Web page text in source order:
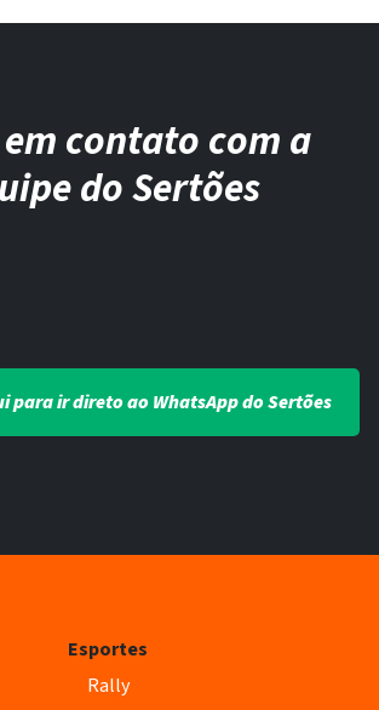
contato com a
do Sertões
para ir direto ao WhatsApp do Sertões
Esportes
Rally